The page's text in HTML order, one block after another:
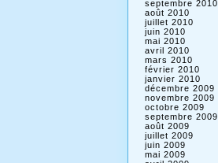
septembre 2010
août 2010
juillet 2010
juin 2010
mai 2010
avril 2010
mars 2010
février 2010
janvier 2010
décembre 2009
novembre 2009
octobre 2009
septembre 2009
août 2009
juillet 2009
juin 2009
mai 2009